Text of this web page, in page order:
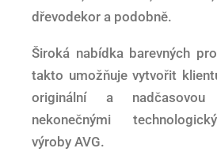
dřevodekor a podobně.
Široká nabídka barevných
takto umožňuje vytvořit
originální a
nekonečnými
výroby AVG.